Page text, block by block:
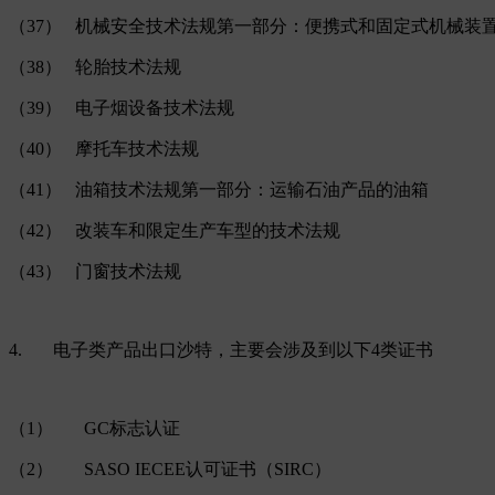
（37） 机械安全技术法规第一部分：便携式和固定式机械装
（38） 轮胎技术法规
（39） 电子烟设备技术法规
（40） 摩托车技术法规
（41） 油箱技术法规第一部分：运输石油产品的油箱
（42） 改装车和限定生产车型的技术法规
（43） 门窗技术法规
4. 电子类产品出口沙特，主要会涉及到以下4类证书
（1） GC标志认证
（2） SASO IECEE认可证书（SIRC）